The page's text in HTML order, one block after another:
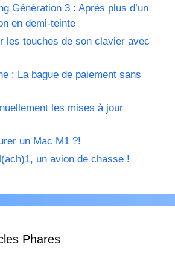
Génération 3 : Après plus d’un
en demi-teinte
les touches de son clavier avec
: La bague de paiement sans
les mises à jour
un Mac M1 ?!
un avion de chasse !
Phares